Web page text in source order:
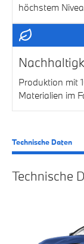
höchstem
Produktion mit
Materialien im
Technische
Technische Daten